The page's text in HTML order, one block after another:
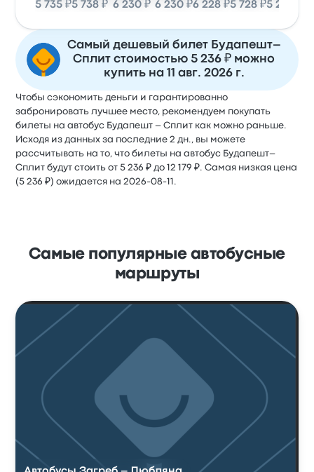
5 735 ₽5 738 ₽ 6 230 ₽ 6 230 ₽6 228 ₽5 728 ₽5 236 ₽
Самый дешевый билет Будапешт–
Сплит стоимостью 5 236 ₽ можно
купить на 11 авг. 2026 г.
Чтобы сэкономить деньги и гарантированно
забронировать лучшее место, рекомендуем покупать
билеты на автобус Будапешт – Сплит как можно раньше.
Исходя из данных за последние 2 дн., вы можете
рассчитывать на то, что билеты на автобус Будапешт–
Сплит будут стоить от 5 236 ₽ до 12 179 ₽. Самая низкая цена
(5 236 ₽) ожидается на 2026-08-11.
Самые популярные автобусные
маршруты